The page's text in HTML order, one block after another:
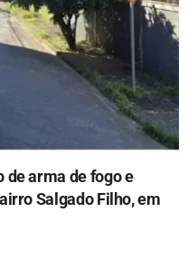
de arma de fogo e
Salgado Filho, em